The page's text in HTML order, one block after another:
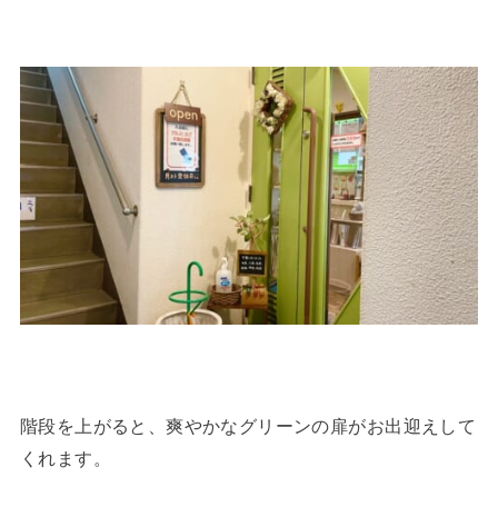
階段を上がると、爽やかなグリーンの扉がお出迎えして
くれます。